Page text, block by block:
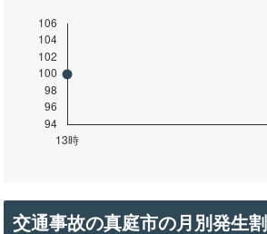
交通事故の真庭市の月別発生